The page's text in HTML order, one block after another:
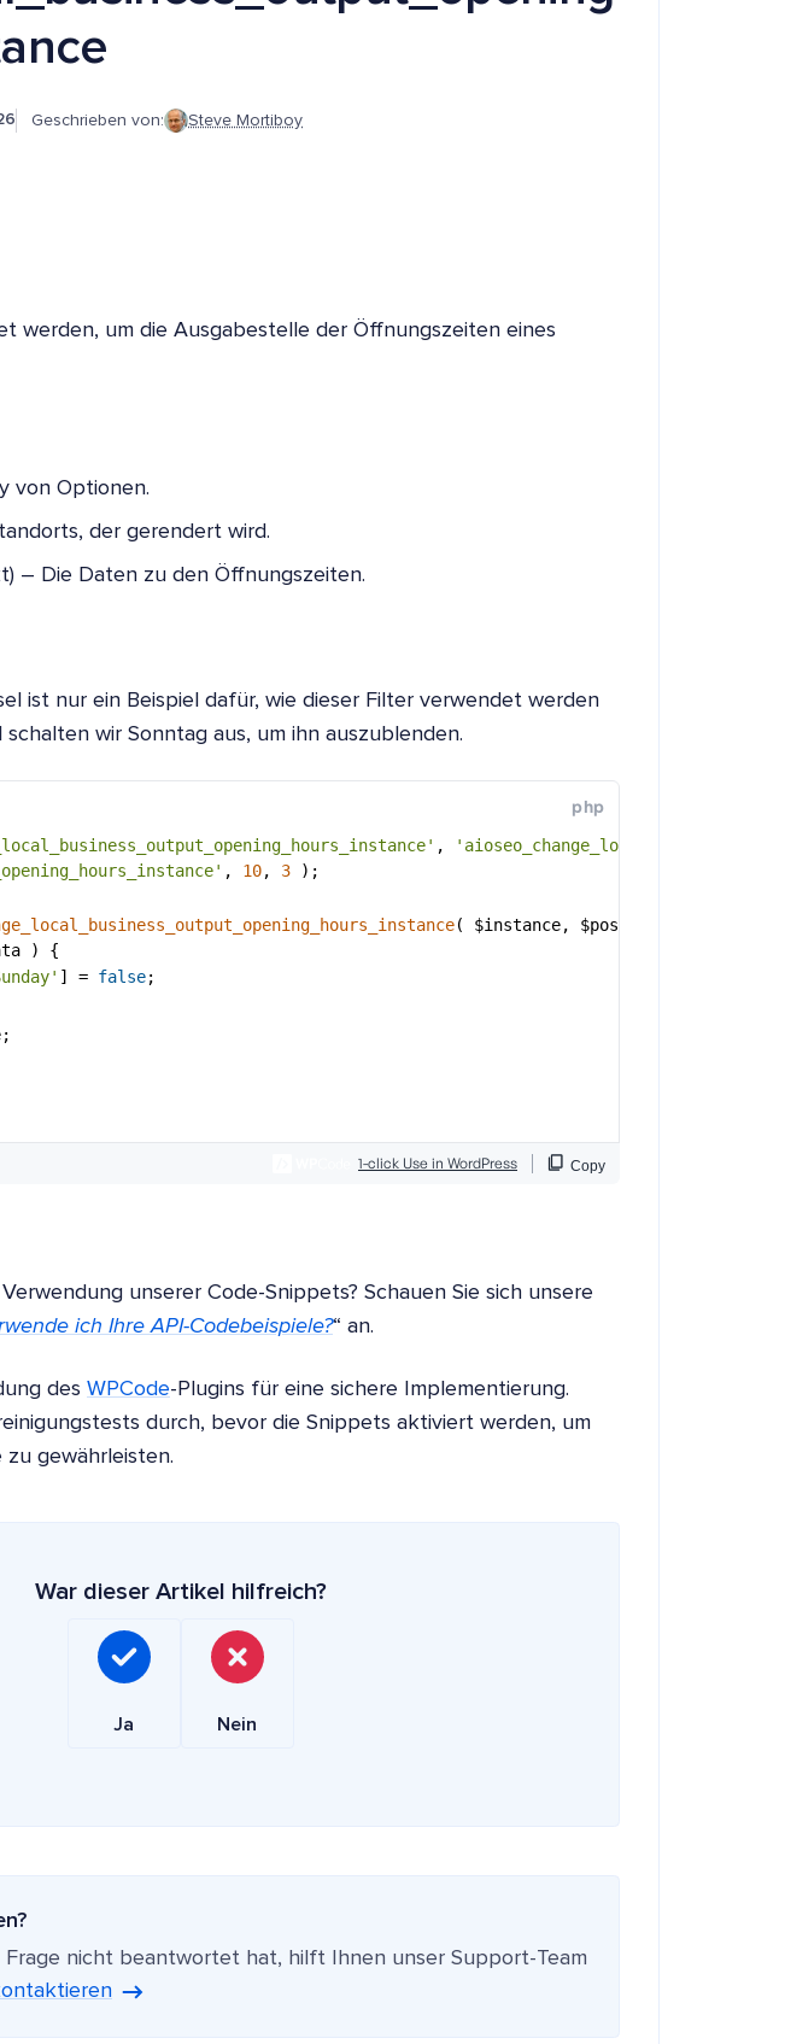
Geschrieben von: Steve Mortiboy
werden, um die Ausgabestelle der Öffnungszeiten eines
von Optionen.
der gerendert wird.
– Die Daten zu den Öffnungszeiten.
ist nur ein Beispiel dafür, wie dieser Filter verwendet werden
wir Sonntag aus, um ihn auszublenden.
unserer Code-Snippets? Schauen Sie sich unsere
ich Ihre API-Codebeispiele?“ an.
des WPCode-Plugins für eine sichere Implementierung.
durch, bevor die Snippets aktiviert werden, um
zu gewährleisten.
War dieser Artikel hilfreich?
Ja Nein
Frage nicht beantwortet hat, hilft Ihnen unser Support-Team